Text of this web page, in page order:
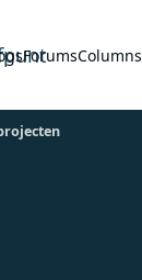
ForumsColumns